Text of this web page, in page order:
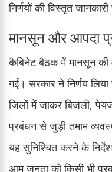
निर्णयों की विस्तृत
मानसून और आपदा
कैबिनेट बैठक में मानसून की
गई। सरकार ने निर्णय
जिलों में जाकर बिजली,
प्रबंधन से जुड़ी तमाम
यह सुनिश्चित करने के
आम जनता को किसी भी